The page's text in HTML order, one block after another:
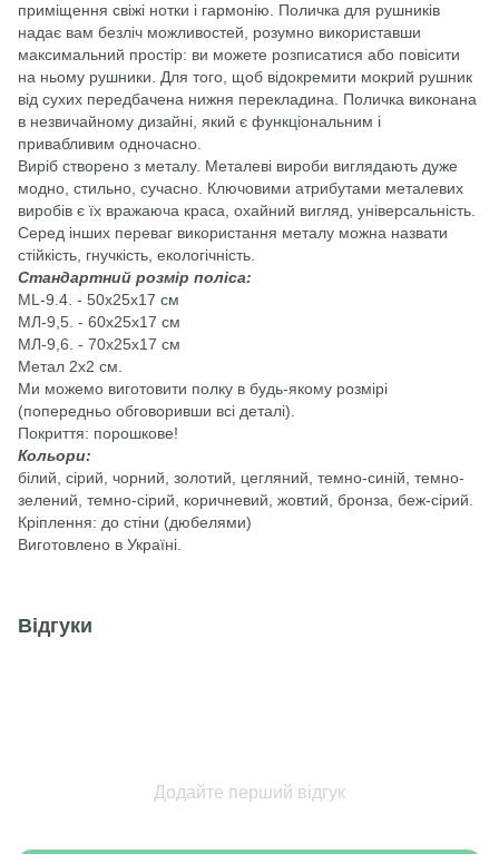
приміщення свіжі нотки і гармонію. Поличка для рушників
надає вам безліч можливостей, розумно використавши
максимальний простір: ви можете розписатися або повісити
на ньому рушники. Для того, щоб відокремити мокрий рушник
від сухих передбачена нижня перекладина. Поличка виконана
в незвичайному дизайні, який є функціональним і
привабливим одночасно.
Виріб створено з металу. Металеві вироби виглядають дуже
модно, стильно, сучасно. Ключовими атрибутами металевих
виробів є їх вражаюча краса, охайний вигляд, універсальність.
Серед інших переваг використання металу можна назвати
стійкість, гнучкість, екологічність.
Стандартний розмір поліса:
ML-9.4. - 50х25х17 см
МЛ-9,5. - 60х25х17 см
МЛ-9,6. - 70х25х17 см
Метал 2х2 см.
Ми можемо виготовити полку в будь-якому розмірі
(попередньо обговоривши всі деталі).
Покриття: порошкове!
Кольори:
білий, сірий, чорний, золотий, цегляний, темно-синій, темно-
зелений, темно-сірий, коричневий, жовтий, бронза, беж-сірий.
Кріплення: до стіни (дюбелями)
Виготовлено в Україні.
Відгуки
Додайте перший відгук